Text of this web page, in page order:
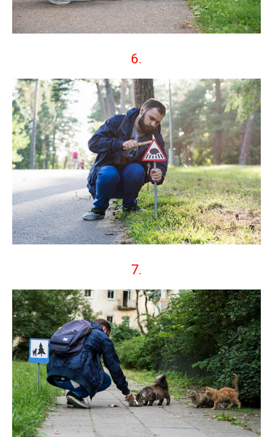
6.
7.